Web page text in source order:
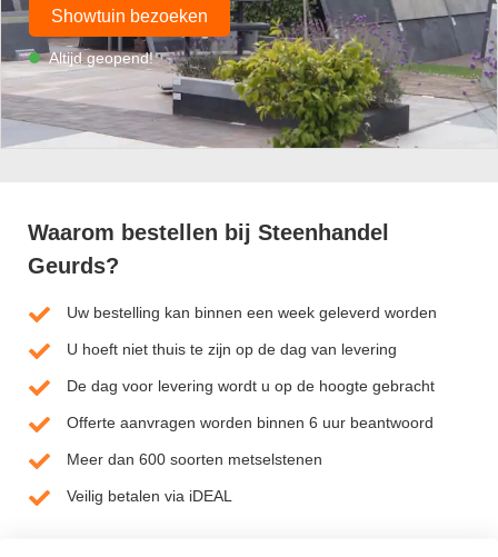
Showtuin bezoeken
Altijd geopend!
Waarom bestellen bij Steenhandel
Geurds?
Uw bestelling kan binnen een week geleverd worden
U hoeft niet thuis te zijn op de dag van levering
De dag voor levering wordt u op de hoogte gebracht
Offerte aanvragen worden binnen 6 uur beantwoord
Meer dan 600 soorten metselstenen
Veilig betalen via iDEAL